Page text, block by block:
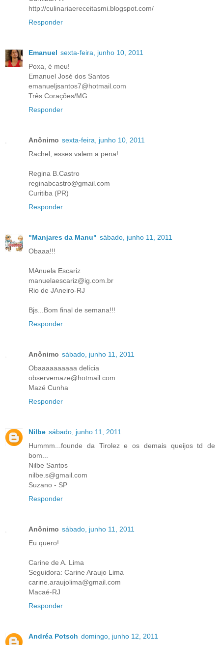
http://culinariaereceitasmi.blogspot.com/
Responder
Emanuel sexta-feira, junho 10, 2011
Poxa, é meu!
Emanuel José dos Santos
emanueljsantos7@hotmail.com
Três Corações/MG
Responder
Anônimo sexta-feira, junho 10, 2011
Rachel, esses valem a pena!
Regina B.Castro
reginabcastro@gmail.com
Curitiba (PR)
Responder
"Manjares da Manu" sábado, junho 11, 2011
Obaaa!!!
MAnuela Escariz
manuelaescariz@ig.com.br
Rio de JAneiro-RJ
Bjs...Bom final de semana!!!
Responder
Anônimo sábado, junho 11, 2011
Obaaaaaaaaaa delícia
observemaze@hotmail.com
Mazé Cunha
Responder
Nilbe sábado, junho 11, 2011
Hummm...founde da Tirolez e os demais queijos td de
bom...
Nilbe Santos
nilbe.s@gmail.com
Suzano - SP
Responder
Anônimo sábado, junho 11, 2011
Eu quero!
Carine de A. Lima
Seguidora: Carine Araujo Lima
carine.araujolima@gmail.com
Macaé-RJ
Responder
Andréa Potsch domingo, junho 12, 2011